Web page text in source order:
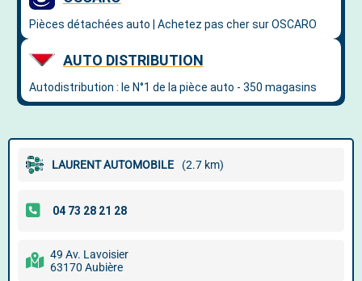
LAURENT AUTOMOBILE (2.7 km)
49 Av. Lavoisier
63170 Aubière